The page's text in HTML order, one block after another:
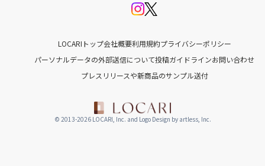
LOCARIトップ会社概要利用規約プライバシーポリシー
パーソナルデータの外部送信について投稿ガイドラインお問い合わせ
プレスリリースや新商品のサンプル送付
© 2013-2026 LOCARI, Inc. and Logo Design by artless, Inc.